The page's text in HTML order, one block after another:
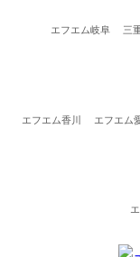
エフエム岐阜 三
エフエム香川 エフエム